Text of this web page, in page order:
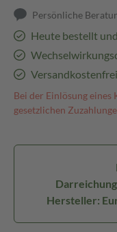
Persönliche
Heute bestellt
Bei der Einlösung eines
gesetzlichen
Hersteller: